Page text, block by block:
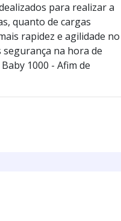
para realizar a
quanto de cargas
rapidez e agilidade no
na hora de
1000 - Afim de